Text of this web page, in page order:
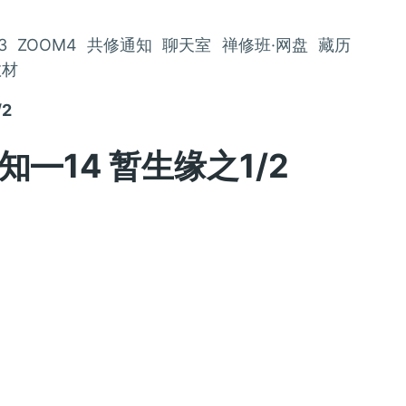
ZOOM4 共修通知 聊天室 禅修班·网盘 藏历
—14 暂生缘之1/2